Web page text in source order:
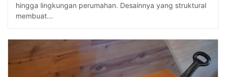
hingga lingkungan perumahan. Desainnya yang struktural
membuat...